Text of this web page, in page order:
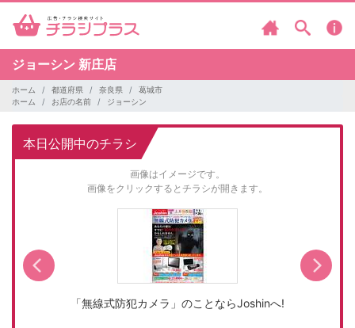
ジョーシン 新庄店
ホーム 都道府県 奈良県
葛城市
ホーム
お店の名前 ジョーシン
本日公開中のチラシ
画像はイメージです。
画像をクリックするとチラシが開きます。
「無線式防犯カメラ」のことならJoshinへ!